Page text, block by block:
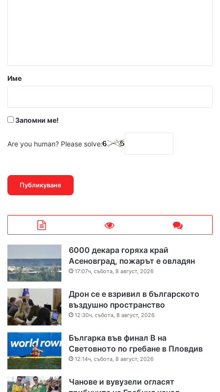
р
Име
Запомни ме!
Are you human? Please solve:
6000 декара горяха край
Асеновград, пожарът е овладян
17:07ч, събота, 8 август, 2026
Дрон се е взривил в българското
въздушно пространство
12:30ч, събота, 8 август, 2026
Българка във финал B на
Световното по гребане в Пловдив
12:14ч, събота, 8 август, 2026
Чанове и вувузели огласят